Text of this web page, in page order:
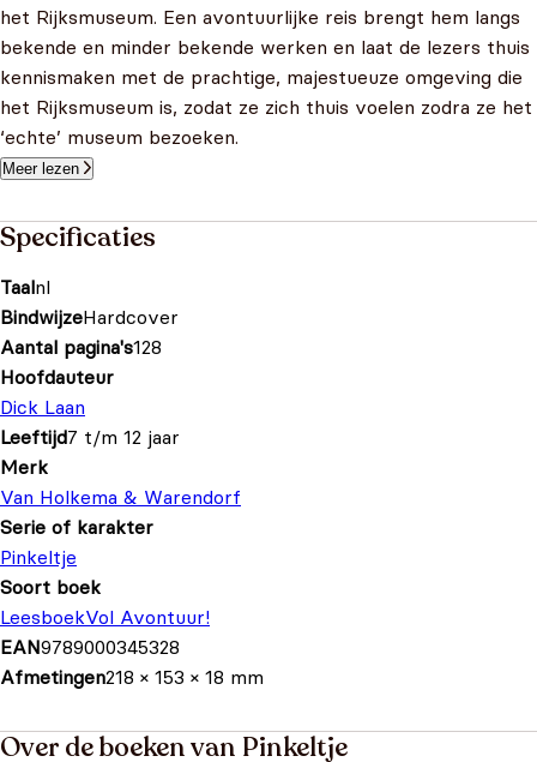
het Rijksmuseum. Een avontuurlijke reis brengt hem langs
bekende en minder bekende werken en laat de lezers thuis
kennismaken met de prachtige, majestueuze omgeving die
het Rijksmuseum is, zodat ze zich thuis voelen zodra ze het
‘echte’ museum bezoeken.
Meer lezen
Specificaties
Taalnl
BindwijzeHardcover
Aantal pagina's128
Hoofdauteur
Dick Laan
Leeftijd7 t/m 12 jaar
Merk
Van Holkema & Warendorf
Serie of karakter
Pinkeltje
Soort boek
LeesboekVol Avontuur!
EAN9789000345328
Afmetingen218 × 153 × 18 mm
Over de boeken van Pinkeltje